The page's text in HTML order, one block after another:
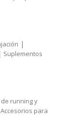
|
Suplementos
running y
Accesorios para